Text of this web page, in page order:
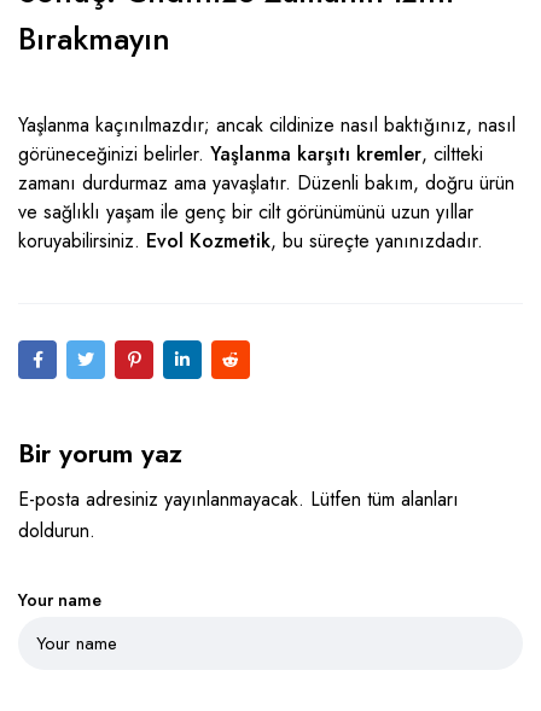
Bırakmayın
Yaşlanma kaçınılmazdır; ancak cildinize nasıl baktığınız, nasıl
görüneceğinizi belirler. Yaşlanma karşıtı kremler, ciltteki
zamanı durdurmaz ama yavaşlatır. Düzenli bakım, doğru ürün
ve sağlıklı yaşam ile genç bir cilt görünümünü uzun yıllar
koruyabilirsiniz. Evol Kozmetik, bu süreçte yanınızdadır.
Bir yorum yaz
E-posta adresiniz yayınlanmayacak. Lütfen tüm alanları
doldurun.
Your name